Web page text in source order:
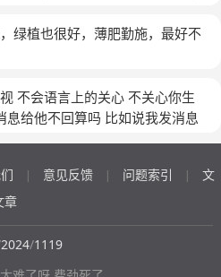
节食，因为不可能节食一辈子，
吃点，多动动，时间会回馈给你
都怀疑我是怎么长到这么高的。
西，而且不运动，吃很多东西还
绿植也很好，薄肥勤施，最好不
不会语言上的关心 不关心你生
息给他不回算吗 比如说我发消息
| 意见反馈 | 问题索引 |
文
章
2024/1119